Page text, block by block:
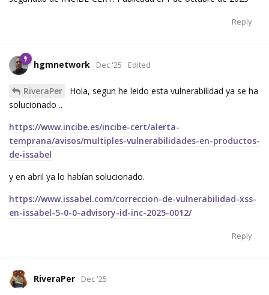
Reply
hgmnetwork Dec '25 Edited
RiveraPer
Hola, segun he leido esta vulnerabilidad ya se ha
solucionado ..
https://www.incibe.es/incibe-cert/alerta-
temprana/avisos/multiples-vulnerabilidades-en-productos-
de-issabel
y en abril ya lo habían solucionado.
https://www.issabel.com/correccion-de-vulnerabilidad-xss-
en-issabel-5-0-0-advisory-id-inc-2025-0012/
Reply
RiveraPer Dec '25